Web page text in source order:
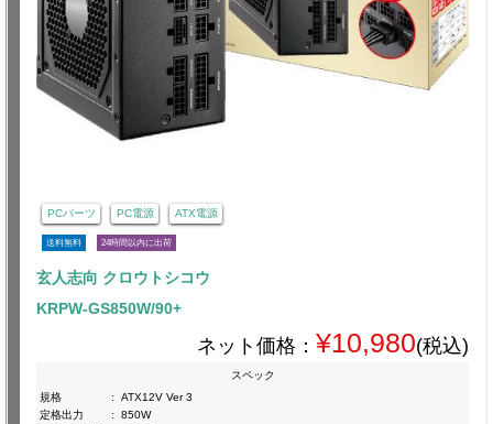
PCパーツ PC電源 ATX電源
送料無料 24時間以内に出荷
玄人志向 クロウトシコウ
KRPW-GS850W/90+
ネット価格： ¥10,980(税込)
スペック
規格
:
ATX12V Ver 3
定格出力
:
850W